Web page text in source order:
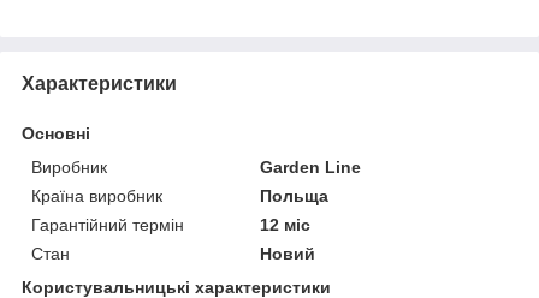
Характеристики
Основні
Виробник
Garden Line
Країна виробник
Польща
Гарантійний термін
12 міс
Стан
Новий
Користувальницькі характеристики